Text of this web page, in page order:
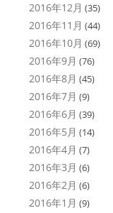
2016年12月 (35)
2016年11月 (44)
2016年10月 (69)
2016年9月 (76)
2016年8月 (45)
2016年7月 (9)
2016年6月 (39)
2016年5月 (14)
2016年4月 (7)
2016年3月 (6)
2016年2月 (6)
2016年1月 (9)